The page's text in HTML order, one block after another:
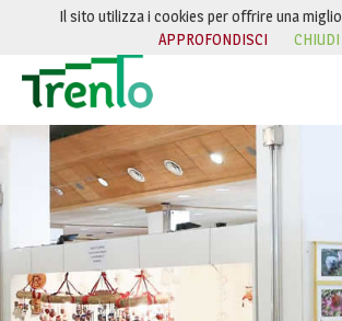
Salta al contenuto
Il sito utilizza i cookies per offrire una
APPROFONDISCI
CHIUDI